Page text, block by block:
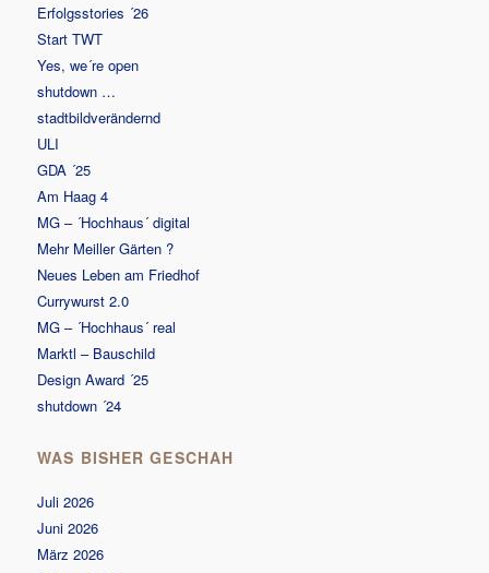
Erfolgsstories ´26
Start TWT
Yes, we´re open
shutdown …
stadtbildverändernd
ULI
GDA ´25
Am Haag 4
MG – ´Hochhaus´ digital
Mehr Meiller Gärten ?
Neues Leben am Friedhof
Currywurst 2.0
MG – ´Hochhaus´ real
Marktl – Bauschild
Design Award ´25
shutdown ´24
WAS BISHER GESCHAH
Juli 2026
Juni 2026
März 2026